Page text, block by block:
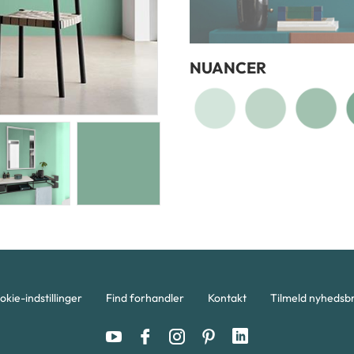
NUANCER
indstillinger Find forhandler Kontakt Tilmeld